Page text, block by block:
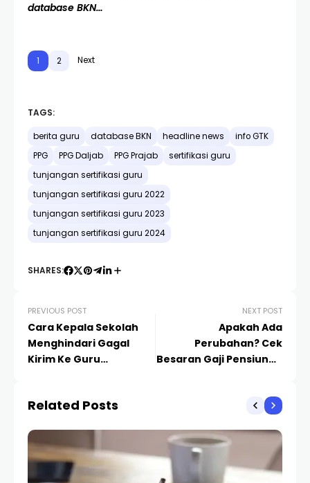
database BKN…
1 2 Next
TAGS:
berita guru database BKN headline news
info GTK
PPG
PPG Daljab PPG Prajab
sertifikasi guru
tunjangan sertifikasi guru
tunjangan sertifikasi guru 2022
tunjangan sertifikasi guru 2023
tunjangan sertifikasi guru 2024
SHARES:
PREVIOUS POST
Cara Kepala Sekolah
Menghindari Gagal
Kirim Ke Guru
NEXT POST
Apakah Ada
Perubahan? Cek
Besaran Gaji Pensiunan
Related Posts